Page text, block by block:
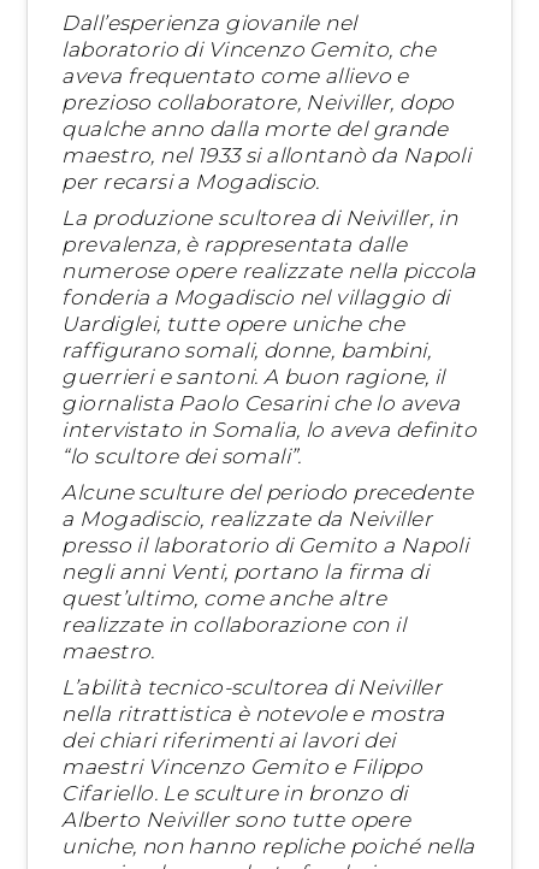
Dall’esperienza giovanile nel
laboratorio di Vincenzo Gemito, che
aveva frequentato come allievo e
prezioso collaboratore, Neiviller, dopo
qualche anno dalla morte del grande
maestro, nel 1933 si allontanò da Napoli
per recarsi a Mogadiscio.
La produzione scultorea di Neiviller, in
prevalenza, è rappresentata dalle
numerose opere realizzate nella piccola
fonderia a Mogadiscio nel villaggio di
Uardiglei, tutte opere uniche che
raffigurano somali, donne, bambini,
guerrieri e santoni. A buon ragione, il
giornalista Paolo Cesarini che lo aveva
intervistato in Somalia, lo aveva definito
“lo scultore dei somali”.
Alcune sculture del periodo precedente
a Mogadiscio, realizzate da Neiviller
presso il laboratorio di Gemito a Napoli
negli anni Venti, portano la firma di
quest’ultimo, come anche altre
realizzate in collaborazione con il
maestro.
L’abilità tecnico-scultorea di Neiviller
nella ritrattistica è notevole e mostra
dei chiari riferimenti ai lavori dei
maestri Vincenzo Gemito e Filippo
Cifariello. Le sculture in bronzo di
Alberto Neiviller sono tutte opere
uniche, non hanno repliche poiché nella